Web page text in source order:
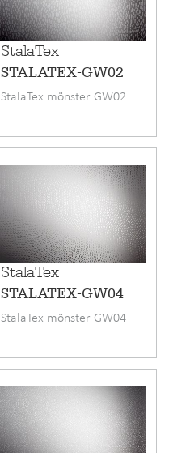
StalaTex
STALATEX-GW02
StalaTex mönster GW02
StalaTex
STALATEX-GW04
StalaTex mönster GW04